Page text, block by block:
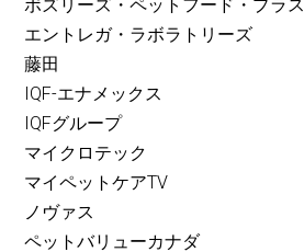
ボズリーズ・ペットフード・プラス
エントレガ・ラボラトリーズ
藤田
IQF-エナメックス
IQFグループ
マイクロテック
マイペットケアTV
ノヴァス
ペットバリューカナダ